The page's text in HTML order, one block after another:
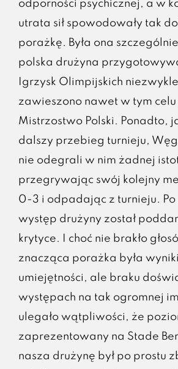
odporności psychicznej, a w
utrata sił spowodowały tak
porażkę. Była ona
polska drużyna
Igrzysk Olimpijskich
zawieszono nawet w tym
Mistrzostwo Polski. Ponadto,
dalszy przebieg turnieju,
nie odegrali w nim żadnej
przegrywając swój kolejny
0-3 i odpadając z turnieju.
występ drużyny został
krytyce. I choć nie brakło
znacząca porażka była
umiejętności, ale braku
występach na tak ogromnej
ulegało wątpliwości, że
zaprezentowany na Stade
nasza drużynę był po prostu